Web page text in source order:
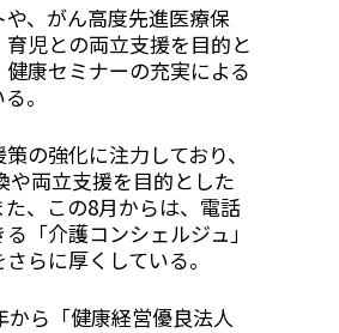
、がん高度先進医療保
児との両立支援を目的と
康セミナーの充実による
。
の強化に注力しており、
や両立支援を目的とした
た、この8月からは、電話
「介護コンシェルジュ」
らに厚くしている。
から「健康経営優良法人